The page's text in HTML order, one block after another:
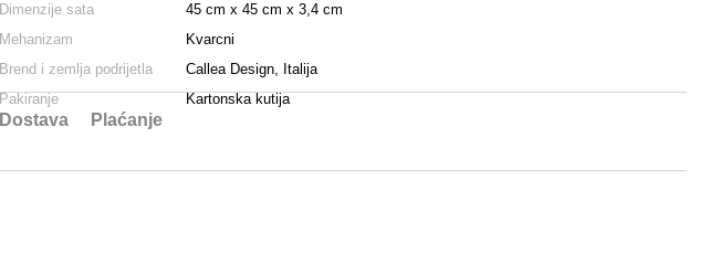
Dimenzije sata
45 cm x 45 cm x 3,4 cm
Mehanizam
Kvarcni
Brend i zemlja podrijetla
Callea Design, Italija
Pakiranje
Kartonska kutija
Dostava Plaćanje